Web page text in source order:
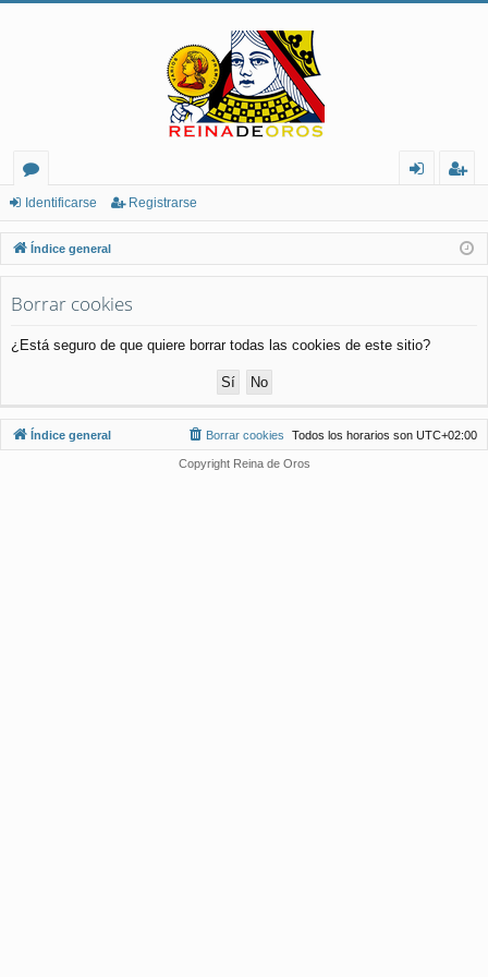
or
os
nt
ifi
rs
ist
ra
Identificarse Registrarse
Índice general
Borrar cookies
¿Está seguro de que quiere borrar todas las cookies de este sitio?
Índice general Todos los horarios son UTC+02:00
Borrar cookies
Copyright Reina de Oros